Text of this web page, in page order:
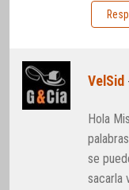
VelSid
Hola
se
sacarla